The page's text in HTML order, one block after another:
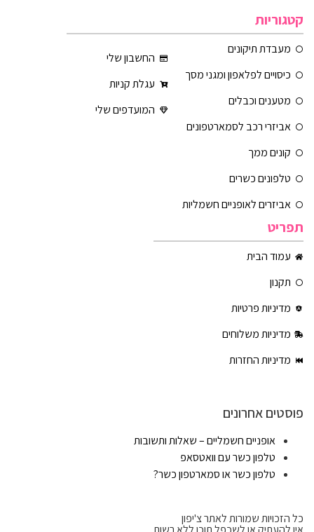
קטגוריות
מעבדת תיקונים
כיסויים לפלאפון ומגני מסך
מטענים וכבלים
אביזרי רכב לסמארטפונים
קונים ממך
טלפונים כשרים
אביזרים לאופניים חשמליות
החשבון שלי
עגלת קניות
המועדפים שלי
תפריט
עמוד הבית
תקנון
מדיניות פרטיות
מדיניות משלוחים
מדיניות החזרות
פוסטים אחרונים
אופניים חשמליים – שאלות ותשובות
טלפון כשר עם וואטסאפ
טלפון כשר או סמארטפון כשר?
כל הזכויות שמורות לאתר צ'יפון